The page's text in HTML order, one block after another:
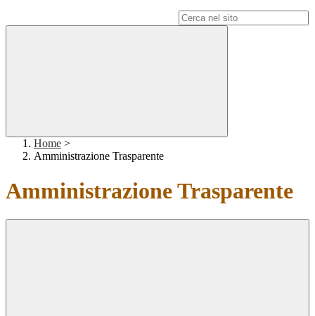
Home >
Amministrazione Trasparente
Amministrazione Trasparente